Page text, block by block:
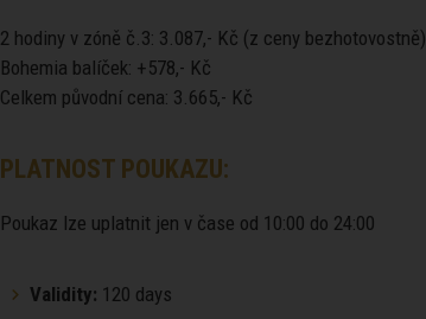
2 hodiny v zóně č.3: 3.087,- Kč (z ceny bezhotovostně)
Bohemia balíček: +578,- Kč
Celkem původní cena: 3.665,- Kč
PLATNOST POUKAZU:
Poukaz lze uplatnit jen v čase od 10:00 do 24:00
Validity: 120 days